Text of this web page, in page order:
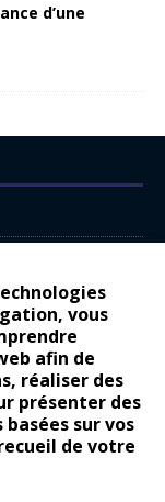
vous
afin de
réaliser des
présenter des
sur vos
de votre
d’une
gens vrais